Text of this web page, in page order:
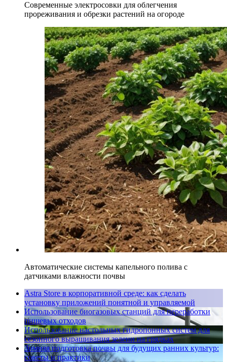
Современные электросовки для облегчения
прореживания и обрезки растений на огороде
Автоматические системы капельного полива с
датчиками влажности почвы
Astra Store в корпоративной среде: как сделать
установку приложений понятной и управляемой
Использование биогазовых станций для переработки
пищевых отходов
Использование настольных гидропонных систем для
сезонного выращивания зелени на грядках
Зимняя подготовка почвы для будущих ранних культур:
советы и практики